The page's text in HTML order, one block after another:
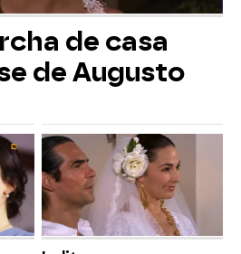
de casa
de Augusto